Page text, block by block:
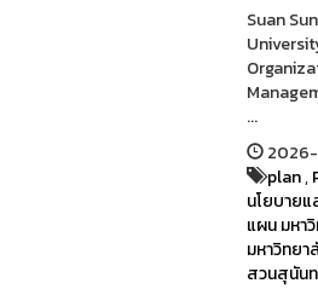
Suan
...
2026-
plan,
นโยบายแ
แผน มหา
มหาวิทย
สวนสุนัน